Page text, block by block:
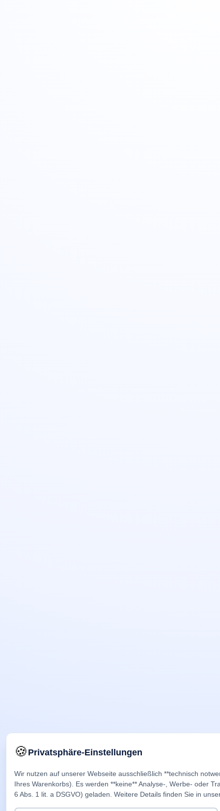
🍪Privatsphäre-Einstellungen
Wir nutzen auf unserer Webseite ausschließlich **technisch
Ihres Warenkorbs). Es werden **keine** Analyse-, Werbe- oder
6 Abs. 1 lit. a DSGVO) geladen. Weitere Details finden Sie in